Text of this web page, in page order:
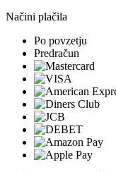
Načini plačila
Po povzetju
Predračun